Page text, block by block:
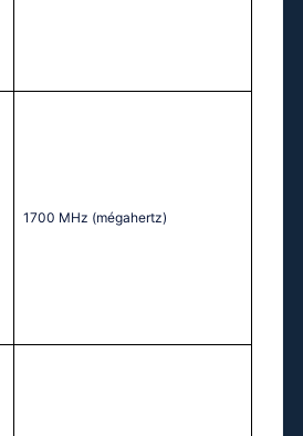
1700 MHz (mégahertz)